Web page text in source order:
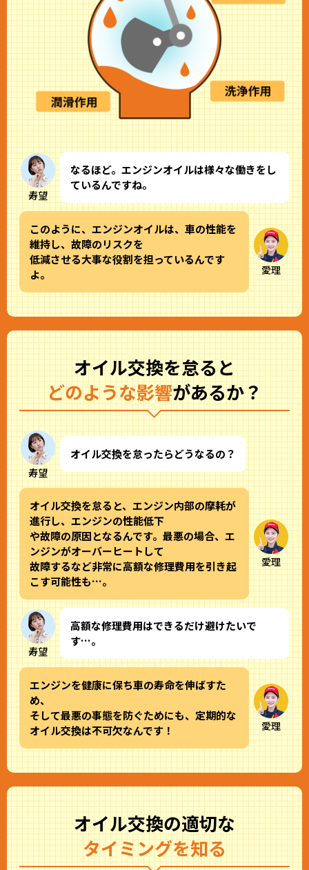
寿望
なるほど。エンジンオイルは様々な働きをし
ているんですね。
愛理
このように、エンジンオイルは、車の性能を
維持し、故障のリスクを
低減させる大事な役割を担っているんです
よ。
オイル交換を怠ると
どのような影響があるか？
寿望
オイル交換を怠ったらどうなるの？
愛理
オイル交換を怠ると、エンジン内部の摩耗が
進行し、エンジンの性能低下
や故障の原因となるんです。最悪の場合、エ
ンジンがオーバーヒートして
故障するなど非常に高額な修理費用を引き起
こす可能性も…。
寿望
高額な修理費用はできるだけ避けたいで
す…。
愛理
エンジンを健康に保ち車の寿命を伸ばすた
め、
そして最悪の事態を防ぐためにも、定期的な
オイル交換は不可欠なんです！
オイル交換の適切な
タイミングを知る